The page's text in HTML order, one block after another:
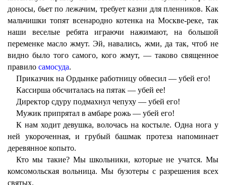
доносы, бьет по лежачим, требует казни для пленников. Как
мальчишки топят всенародно котенка на Москве-реке, так
наши веселые ребята играючи нажимают, на большой
переменке масло жмут. Эй, навались, жми, да так, чтоб не
видно было того самого, кого жмут, — таково священное
правило самосуда.
Приказчик на Ордынке работницу обвесил — убей его!
Кассирша обсчиталась на пятак — убей ее!
Директор сдуру подмахнул чепуху — убей его!
Мужик припрятал в амбаре рожь — убей его!
К нам ходит девушка, волочась на костыле. Одна нога у
ней укороченная, и грубый башмак протеза напоминает
деревянное копыто.
Кто мы такие? Мы школьники, которые не учатся. Мы
комсомольская вольница. Мы бузотеры с разрешения всех
святых.